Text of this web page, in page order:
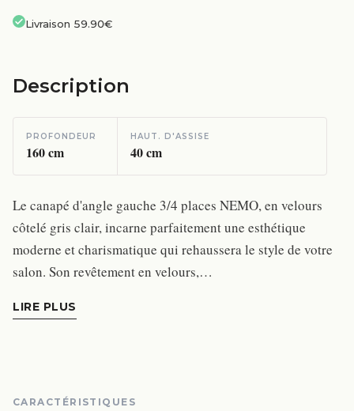
Livraison 59.90€
Description
PROFONDEUR
160cm
HAUT. D'ASSISE
40cm
Le canapé d'angle gauche 3/4 places NEMO, en velours
côtelé gris clair, incarne parfaitement une esthétique
moderne et charismatique qui rehaussera le style de votre
salon. Son revêtement en velours,…
LIRE PLUS
CARACTÉRISTIQUES